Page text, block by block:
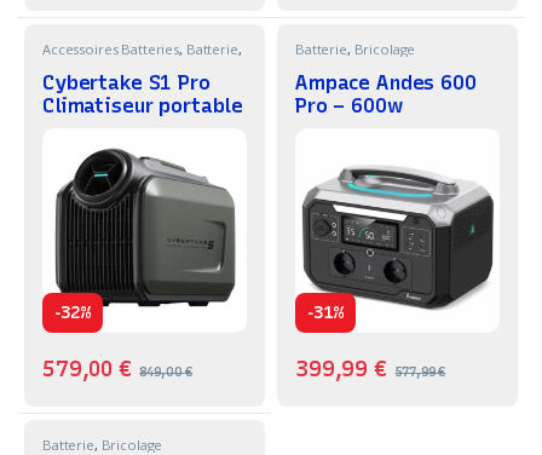
Accessoires Batteries, Batterie,
Cybertake S1 Pro
Climatiseur portable
-32%
579,00€ 849,00€
Batterie, Bricolage
Ampace Andes 600
Pro – 600w
-31%
399,99€ 577,99€
Batterie, Bricolage